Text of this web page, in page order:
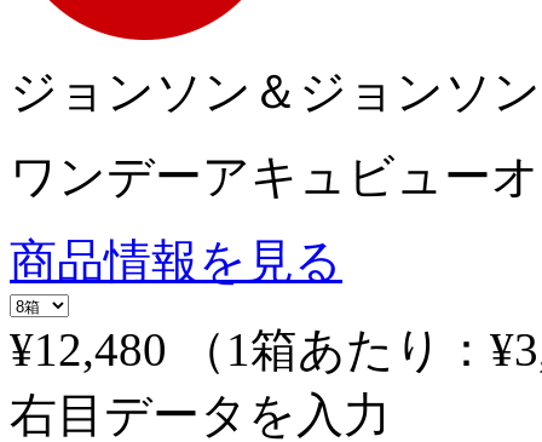
ジョンソン＆ジョンソン
ワンデーアキュビュー
商品情報を見る
¥12,480
（1箱あたり：
右目データを入力